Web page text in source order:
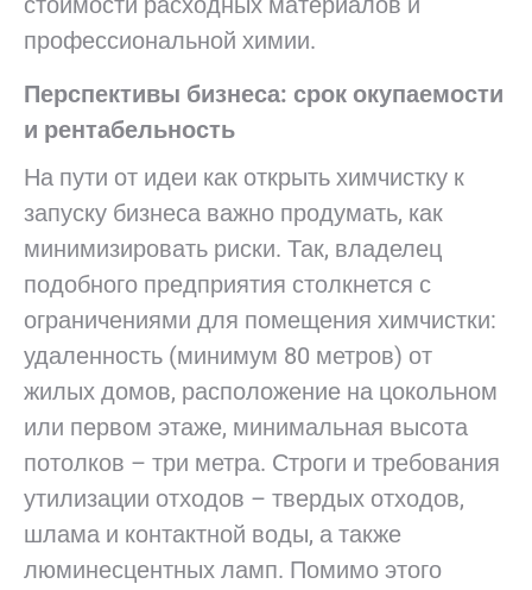
профессиональной химии.
Перспективы бизнеса: срок окупаемости
и рентабельность
На пути от идеи как открыть химчистку к
запуску бизнеса важно продумать, как
минимизировать риски. Так, владелец
подобного предприятия столкнется с
ограничениями для помещения химчистки:
удаленность (минимум 80 метров) от
жилых домов, расположение на цокольном
или первом этаже, минимальная высота
потолков – три метра. Строги и требования
утилизации отходов – твердых отходов,
шлама и контактной воды, а также
люминесцентных ламп. Помимо этого